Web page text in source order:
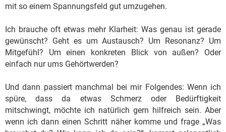
mit so einem Spannungsfeld gut umzugehen.
Ich brauche oft etwas mehr Klarheit: Was genau ist gerade
gewünscht? Geht es um Austausch? Um Resonanz? Um
Mitgefühl? Um einen konkreten Blick von außen? Oder
einfach nur ums Gehörtwerden?
Und dann passiert manchmal bei mir Folgendes: Wenn ich
spüre, dass da etwas Schmerz oder Bedürftigkeit
mitschwingt, möchte ich natürlich gern hilfreich sein. Aber
wenn ich dann einen Schritt näher komme und frage „Was